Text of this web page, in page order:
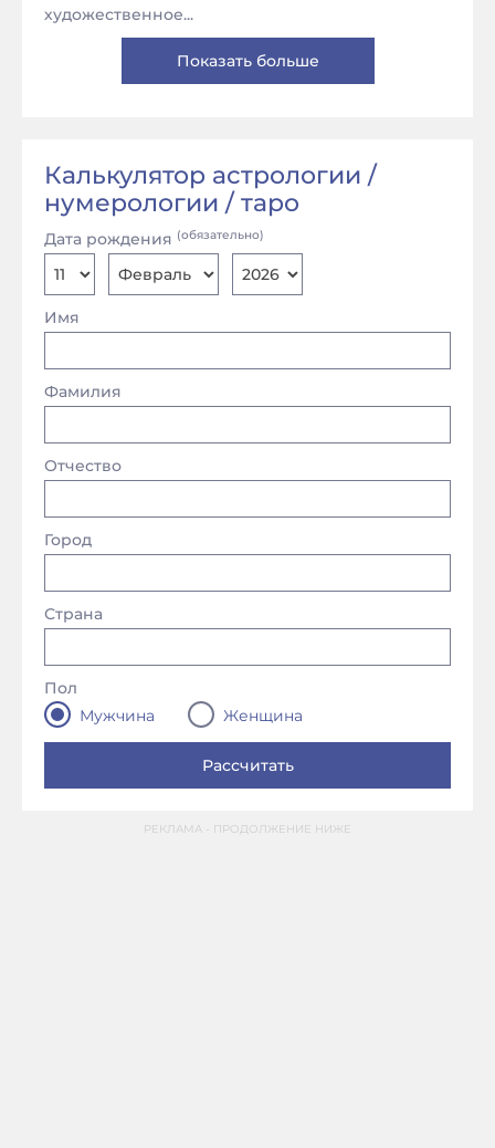
художественное...
Показать больше
Калькулятор астрологии /
нумерологии / таро
Имя
Фамилия
Отчество
Дата рождения (обязательно)
Страна
Город
Пол
Мужчина
Женщина
РЕКЛАМА - ПРОДОЛЖЕНИЕ НИЖЕ